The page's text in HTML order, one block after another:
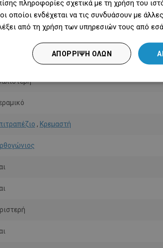
cm
, Κρεμαστή
πληροφορίες σχετικά με τη χρήση του
οποίοι ενδέχεται να τις συνδυάσουν με
από τη χρήση των υπηρεσιών τους από
ΑΠΌΡΡΙΨΗ ΌΛΩΝ